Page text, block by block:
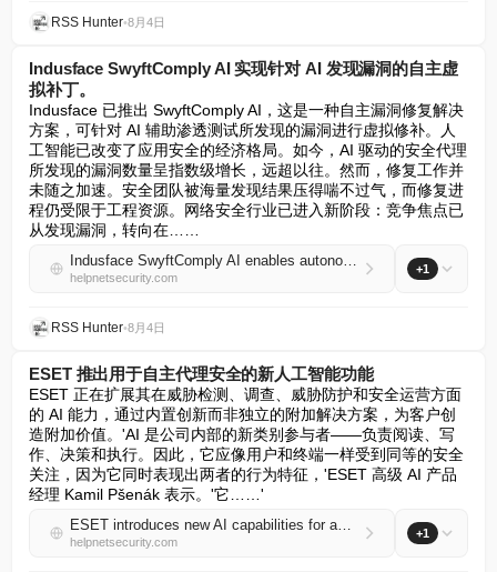
RSS Hunter•8月4日
Indusface SwyftComply AI 实现针对 AI 发现漏洞的自主虚
拟补丁。
Indusface 已推出 SwyftComply AI，这是一种自主漏洞修复解决
方案，可针对 AI 辅助渗透测试所发现的漏洞进行虚拟修补。人
工智能已改变了应用安全的经济格局。如今，AI 驱动的安全代理
所发现的漏洞数量呈指数级增长，远超以往。然而，修复工作并
未随之加速。安全团队被海量发现结果压得喘不过气，而修复进
程仍受限于工程资源。网络安全行业已进入新阶段：竞争焦点已
从发现漏洞，转向在……
Indusface SwyftComply AI enables autonomous virtual patching for AI-discovered flaws
helpnetsecurity.com
+1
RSS Hunter•8月4日
ESET 推出用于自主代理安全的新人工智能功能
ESET 正在扩展其在威胁检测、调查、威胁防护和安全运营方面
的 AI 能力，通过内置创新而非独立的附加解决方案，为客户创
造附加价值。'AI 是公司内部的新类别参与者——负责阅读、写
作、决策和执行。因此，它应像用户和终端一样受到同等的安全
关注，因为它同时表现出两者的行为特征，'ESET 高级 AI 产品
经理 Kamil Pšenák 表示。'它……'
ESET introduces new AI capabilities for autonomous agent security
helpnetsecurity.com
+1